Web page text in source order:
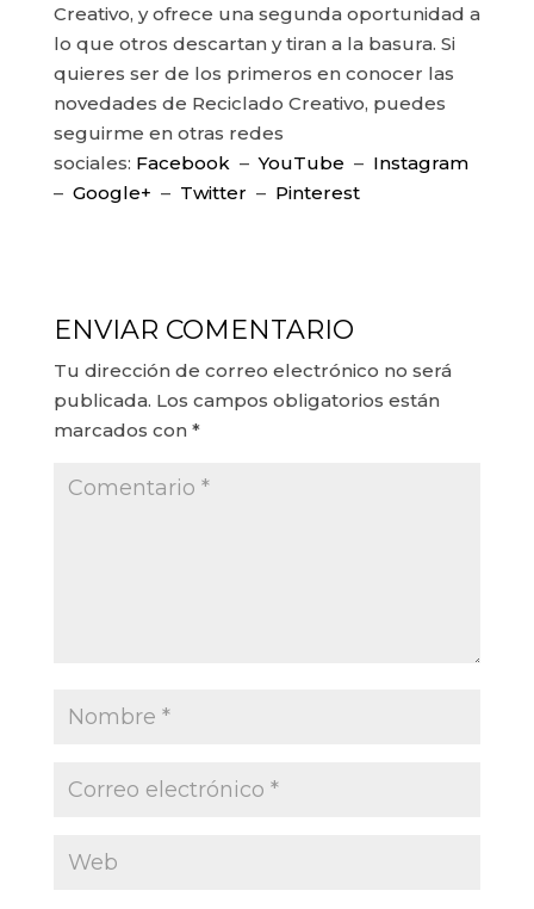
Creativo, y ofrece una segunda oportunidad a
lo que otros descartan y tiran a la basura. Si
quieres ser de los primeros en conocer las
novedades de Reciclado Creativo, puedes
seguirme en otras redes
sociales: Facebook –YouTube – Instagram
– Google+ – Twitter – Pinterest
ENVIAR COMENTARIO
Tu dirección de correo electrónico no será
publicada. Los campos obligatorios están
marcados con *